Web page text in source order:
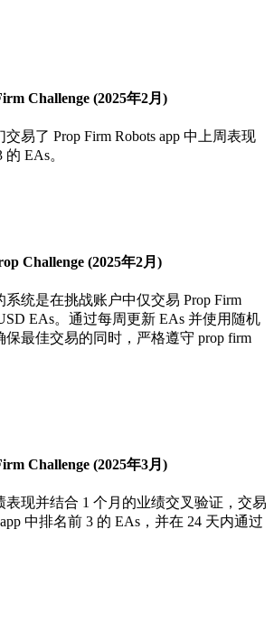
Challenge (2025年2月)
易了 Prop Firm Robots app 中上周表现
EAs。
Challenge (2025年2月)
统是在挑战账户中仅交易 Prop Firm
EAs。通过每周更新 EAs 并使用随机
最佳交易的同时，严格遵守 prop firm
Challenge (2025年3月)
表现并结合 1 个月的业绩交叉验证，交易
中排名前 3 的 EAs，并在 24 天内通过